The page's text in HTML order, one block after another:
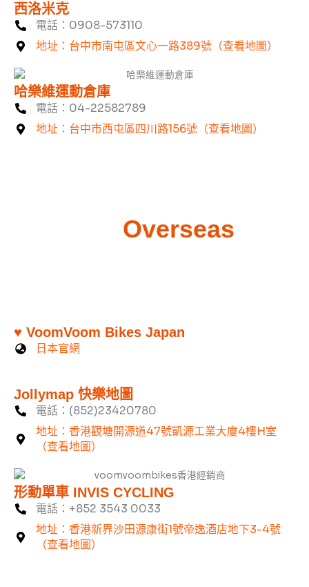
西洛米克
電話：0908-573110
地址：台中市南屯區文心一路389號（查看地圖）
哈樂維運動倉庫
電話：04-22582789
地址：台中市西屯區四川路156號（查看地圖）
Overseas
♥ VoomVoom Bikes Japan
日本官網
Jollymap 快樂地圖
電話：(852)23420780
地址：香港觀塘開源道47號凱源工業大廈4樓H室
（查看地圖）
形動單車 INVIS CYCLING
電話：+852 3543 0033
地址：香港新界沙田源康街1號帝逸酒店地下3-4號
（查看地圖）